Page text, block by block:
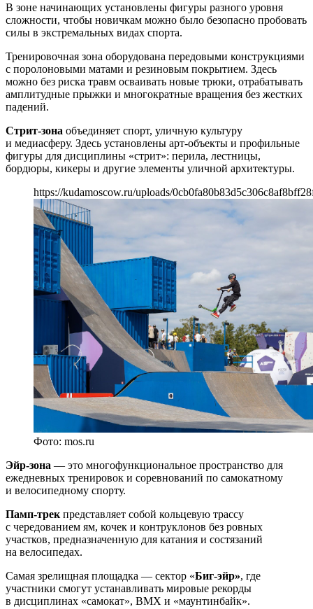
В зоне начинающих установлены фигуры разного уровня
сложности, чтобы новичкам можно было безопасно пробовать
силы в экстремальных видах спорта.
Тренировочная зона оборудована передовыми конструкциями
с поролоновыми матами и резиновым покрытием. Здесь
можно без риска травм осваивать новые трюки, отрабатывать
амплитудные прыжки и многократные вращения без жестких
падений.
Стрит-зона объединяет спорт, уличную культуру
и медиасферу. Здесь установлены арт‑объекты и профильные
фигуры для дисциплины «стрит»: перила, лестницы,
бордюры, кикеры и другие элементы уличной архитектуры.
https://kudamoscow.ru/uploads/
Фото: mos.ru
Эйр-зона — это многофункциональное пространство для
ежедневных тренировок и соревнований по самокатному
и велосипедному спорту.
Памп-трек представляет собой кольцевую трассу
с чередованием ям, кочек и контруклонов без ровных
участков, предназначенную для катания и состязаний
на велосипедах.
Самая зрелищная площадка — сектор «Биг-эйр», где
участники смогут устанавливать мировые рекорды
в дисциплинах «самокат», BMX и «маунтинбайк».